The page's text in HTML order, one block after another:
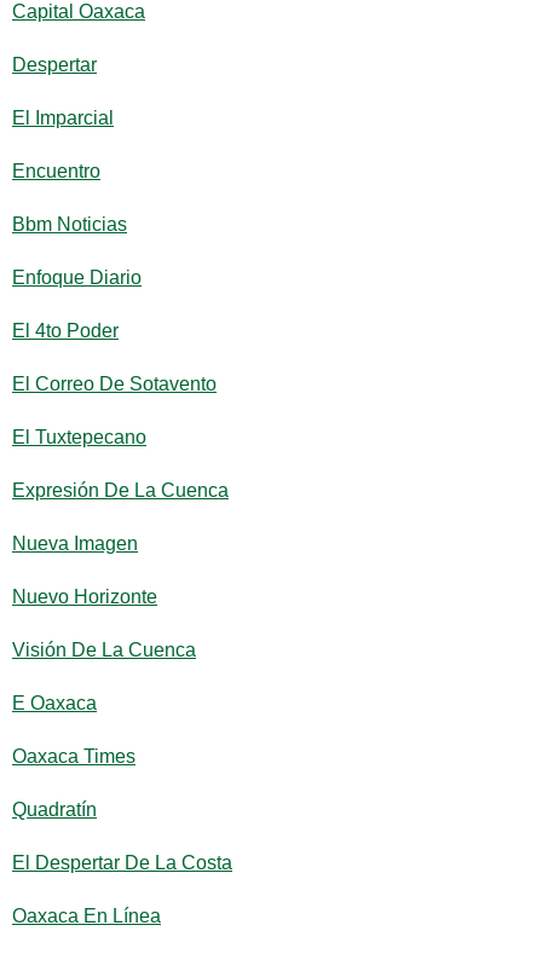
Capital Oaxaca
Despertar
El Imparcial
Encuentro
Bbm Noticias
Enfoque Diario
El 4to Poder
El Correo De Sotavento
El Tuxtepecano
Expresión De La Cuenca
Nueva Imagen
Nuevo Horizonte
Visión De La Cuenca
E Oaxaca
Oaxaca Times
Quadratín
El Despertar De La Costa
Oaxaca En Línea